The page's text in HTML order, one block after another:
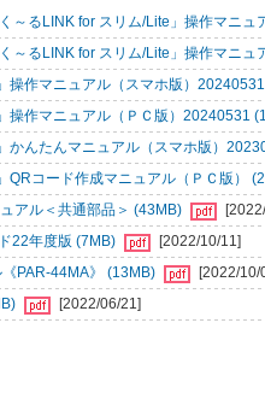
～るLINK for スリム/Lite」操作マニュ
～るLINK for スリム/Lite」操作マニュ
操作マニュアル（スマホ版）
操作マニュアル（ＰＣ版）20240531
かんたんマニュアル（スマホ版）
QRコード作成マニュアル（ＰＣ版）
アル＜共通部品＞ (43MB)
22年度版 (7MB)
[2022/10/11]
PAR-44MA》 (13MB)
[2022/10/
[2022/06/21]